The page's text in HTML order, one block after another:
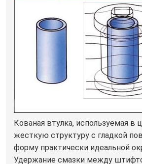
Кованая втулка, используемая в
жесткую структуру с гладкой
форму практически идеальной
Удержание смазки между